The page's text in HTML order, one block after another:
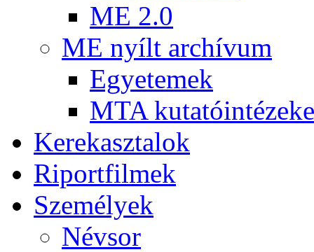
ME 2.0
ME nyílt archívum
Egyetemek
MTA
Kerekasztalok
Riportfilmek
Személyek
Névsor